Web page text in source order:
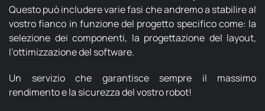
Questo può includere varie fasi che andremo a stabilire al
vostro fianco in funzione del progetto specifico come: la
selezione dei componenti, la progettazione del layout,
l’ottimizzazione del software.
Un servizio che garantisce sempre il massimo
rendimento e la sicurezza del vostro robot!